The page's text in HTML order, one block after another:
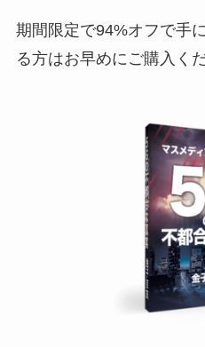
期間限定で94%オフで手
る方はお早めにご購入く